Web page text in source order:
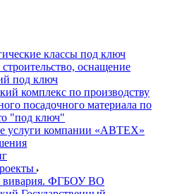
классы под ключ
оснащение
под ключ
комплекс по производству
посадочного материала по
"под ключ"
услуги компании «АВТЕХ»
вивария. ФГБОУ ВО